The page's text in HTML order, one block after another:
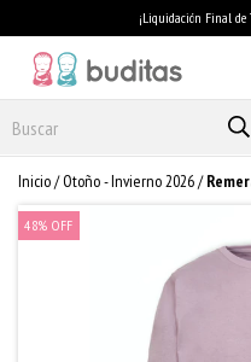
¡Liquidación Final de
Inicio/ Otoño - Invierno 2026/
48% OFF